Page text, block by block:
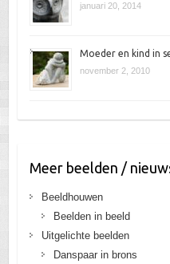
januari 20, 2014
Moeder en kind in
november 2, 2010
Meer beelden /
Beeldhouwen
Beelden in beeld
Uitgelichte beelden
Danspaar in brons